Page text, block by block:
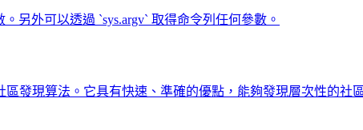
另外可以透過 `sys.argv` 取得命令列任何參數。
發現算法。它具有快速、準確的優點，能夠發現層次性的社